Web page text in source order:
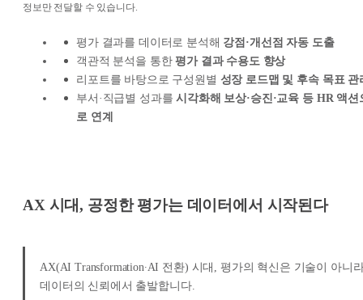
정보만 전달할 수 있습니다.
평가 결과를 데이터로 분석해 강점·개선점 자동 도출
객관적 분석을 통한평가 결과 수용도 향상
리포트를 바탕으로 구성원별 성장 로드맵 및 후속 목표 관
부서·직급별 성과를시각화해 보상·승진·교육 등 HR 액션
로 연계
AX 시대, 공정한 평가는 데이터에서 시작된다
AX(AI Transformation∙AI 전환) 시대, 평가의 혁신은 기술이 아니
데이터의 신뢰에서 출발합니다.